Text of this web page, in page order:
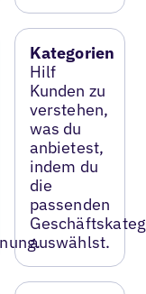
Kategorien
Hilf
Kunden zu
verstehen,
was du
anbietest,
indem du
die
passenden
auswählst.